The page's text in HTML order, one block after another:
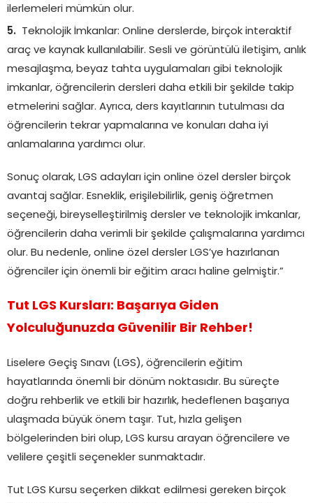
ilerlemeleri mümkün olur.
Teknolojik İmkanlar: Online derslerde, birçok interaktif
araç ve kaynak kullanılabilir. Sesli ve görüntülü iletişim, anlık
mesajlaşma, beyaz tahta uygulamaları gibi teknolojik
imkanlar, öğrencilerin dersleri daha etkili bir şekilde takip
etmelerini sağlar. Ayrıca, ders kayıtlarının tutulması da
öğrencilerin tekrar yapmalarına ve konuları daha iyi
anlamalarına yardımcı olur.
Sonuç olarak, LGS adayları için online özel dersler birçok
avantaj sağlar. Esneklik, erişilebilirlik, geniş öğretmen
seçeneği, bireyselleştirilmiş dersler ve teknolojik imkanlar,
öğrencilerin daha verimli bir şekilde çalışmalarına yardımcı
olur. Bu nedenle, online özel dersler LGS’ye hazırlanan
öğrenciler için önemli bir eğitim aracı haline gelmiştir.”
Tut LGS Kursları: Başarıya Giden
Yolculuğunuzda Güvenilir Bir Rehber!
Liselere Geçiş Sınavı (LGS), öğrencilerin eğitim
hayatlarında önemli bir dönüm noktasıdır. Bu süreçte
doğru rehberlik ve etkili bir hazırlık, hedeflenen başarıya
ulaşmada büyük önem taşır. Tut, hızla gelişen
bölgelerinden biri olup, LGS kursu arayan öğrencilere ve
velilere çeşitli seçenekler sunmaktadır.
Tut LGS Kursu seçerken dikkat edilmesi gereken birçok